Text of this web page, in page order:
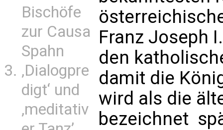
Bischöfe
zur Causa
Spahn
‚Dialogpre
digt‘ und
‚meditativ
Franz Joseph
den
damit die
wird als die
bezeichnet 